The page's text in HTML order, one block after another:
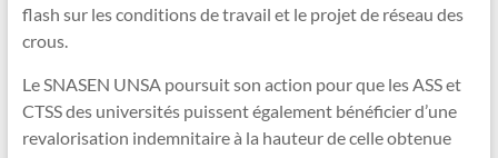
flash sur les conditions de travail et le projet de réseau des
crous.
Le SNASEN UNSA poursuit son action pour que les ASS et
CTSS des universités puissent également bénéficier d’une
revalorisation indemnitaire à la hauteur de celle obtenue